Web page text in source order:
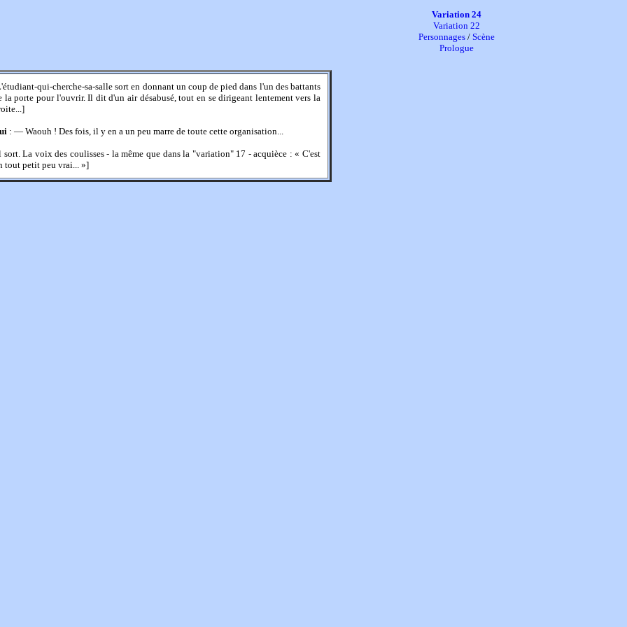
Variation 24
Variation 22
Personnages / Scène
Prologue
qui-cherche-sa-salle sort en donnant un coup de pied dans l'un des battants
la porte pour l'ouvrir. Il dit d'un air désabusé, tout en se dirigeant lentement vers la
: — Waouh ! Des fois, il y en a un peu marre de toute cette organisation...
sort. La voix des coulisses - la même que dans la "variation" 17 - acquièce : « C'est
tout petit peu vrai... »]